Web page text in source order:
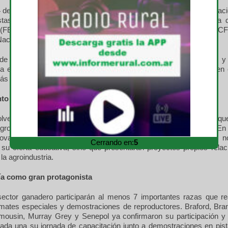
marzo, en el auditorio institucional, Expoagro junto a la
de Maquinaria Agrícola (FACMA), la Federación Argentina
y la Cámara Argentina de Contratistas Forrajeros
del Contratista.
los insumos, las nuevas normativas y BPA’s, financiamiento,
el contratista serán algunos de los temas que se abordarán en
se premiará a los contratistas por su trayectoria.
e innovación AgTech
a ser el ecosistema donde convivan pequeñas empresas
con foco en lo digital, el Big Data y los procesos.
tecnológica, instituciones académicas de todo el país
su oferta educativa, sino que presentarán proyectos propios
agroindustria.
como gran protagonista
ganadero participarán al menos 7 importantes razas que
especiales y demostraciones de reproductores. Braford,
Murray Grey y Senepol ya confirmaron su participación y
una su jornada de capacitación junto a demostraciones en
Cerrando en:4